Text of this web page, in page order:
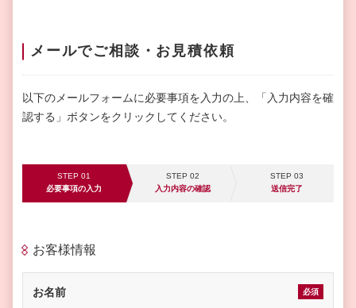
メールでご相談・お見積依頼
以下のメールフォームに必要事項を入力の上、「入力内容を確
認する」ボタンをクリックしてください。
STEP 01
必要事項の入力
STEP 02
入力内容の確認
STEP 03
送信完了
お客様情報
お名前 必須